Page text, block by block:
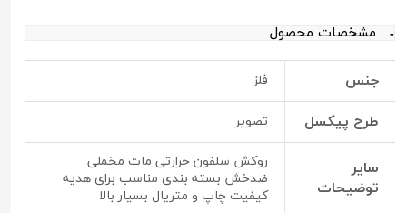
مشخصات محصول
جنس فلز
طرح پیکسل تصویر
سایر
توضیحات
روکش سلفون حرارتی مات مخملی
ضدخش بسته بندی مناسب برای هدیه
کیفیت چاپ و متریال بسیار بالا